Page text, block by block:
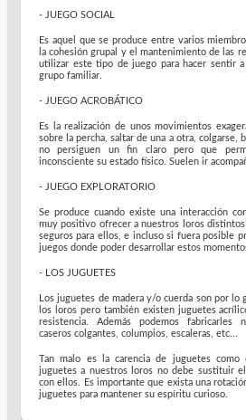
- JUEGO SOCIAL
Es aquel que se produce entre varios
la cohesión grupal y el mantenimiento de las
utilizar este tipo de juego para hacer sentir
grupo familiar.
- JUEGO ACROBÁTICO
Es la realización de unos movimientos
sobre la percha, saltar de una a otra, colgarse,
no persiguen un fin claro pero que
inconsciente su estado físico. Suelen ir
- JUEGO EXPLORATORIO
Se produce cuando existe una interacción
muy positivo ofrecer a nuestros loros
seguros para ellos, e incluso si fuera posible
juegos donde poder desarrollar estos
- LOS JUGUETES
Los juguetes de madera y/o cuerda son por lo
los loros pero también existen juguetes
resistencia. Además podemos fabricarles
caseros colgantes, columpios, escaleras, etc...
Tan malo es la carencia de juguetes como
juguetes a nuestros loros no debe sustituir
con ellos. Es importante que exista una
juguetes para mantener su espíritu curioso.